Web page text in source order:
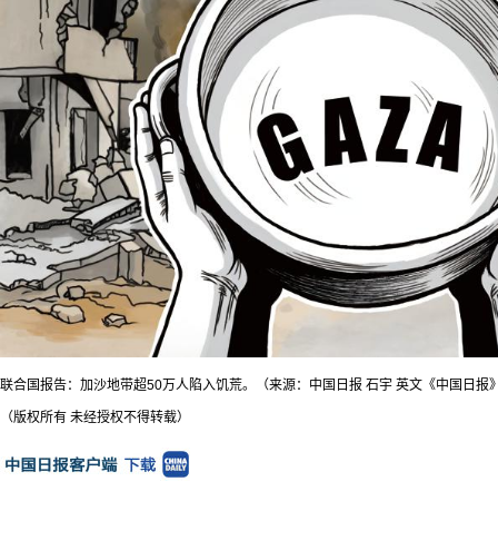
联合国报告：加沙地带超50万人陷入饥荒。（来源：中国日报 石宇 英文《中国日报
（版权所有 未经授权不得转载）